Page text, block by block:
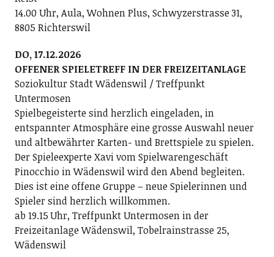
14.00 Uhr, Aula, Wohnen Plus, Schwyzerstrasse 31,
8805 Richterswil
DO, 17.12.2026
OFFENER SPIELETREFF IN DER FREIZEITANLAGE
Soziokultur Stadt Wädenswil / Treffpunkt
Untermosen
Spielbegeisterte sind herzlich eingeladen, in
entspannter Atmosphäre eine grosse Auswahl neuer
und altbewährter Karten- und Brettspiele zu spielen.
Der Spieleexperte Xavi vom Spielwarengeschäft
Pinocchio in Wädenswil wird den Abend begleiten.
Dies ist eine offene Gruppe – neue Spielerinnen und
Spieler sind herzlich willkommen.
ab 19.15 Uhr, Treffpunkt Untermosen in der
Freizeitanlage Wädenswil, Tobelrainstrasse 25,
Wädenswil